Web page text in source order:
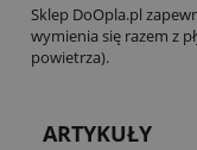
Sklep DoOpla.pl
wymienia się razem z
powietrza).
ARTYKUŁY